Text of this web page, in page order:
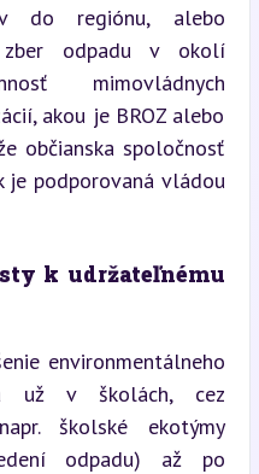
do regiónu, alebo
zber odpadu v okolí
mimovládnych
akou je BROZ alebo
občianska spoločnosť
je podporovaná vládou
k udržateľnému
environmentálneho
už v školách, cez
školské ekotýmy
odpadu) až po